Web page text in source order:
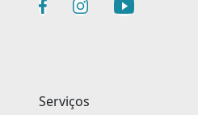
Serviços